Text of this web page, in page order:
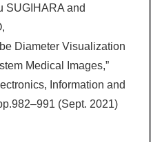
SUGIHARA and
Diameter Visualization
Medical Images,”
Information and
(Sept. 2021)